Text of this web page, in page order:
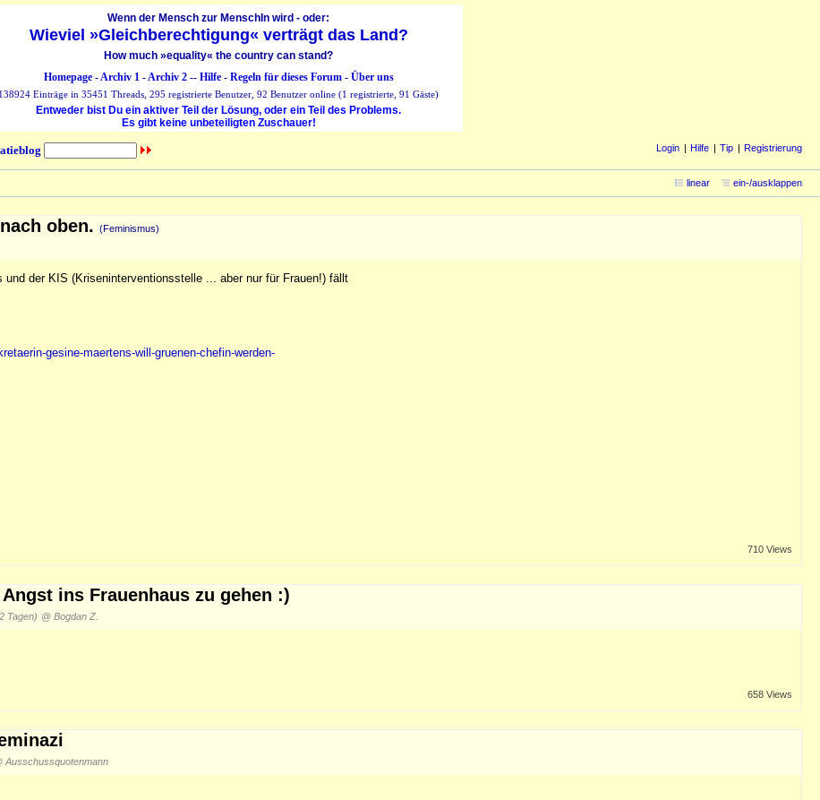
Wenn der Mensch zur MenschIn wird - oder:
Wieviel »Gleichberechtigung« verträgt das Land?
How much »equality« the country can stand?
Homepage-Archiv 1-Archiv 2-- Hilfe- Regeln für dieses Forum- Über uns
138924 Einträge in 35451 Threads, 295 registrierte Benutzer, 92 Benutzer online (1 registrierte, 91 Gäste)
Entweder bist Du ein aktiver Teil der Lösung, oder ein Teil des Problems.
Es gibt keine unbeteiligten Zuschauer!
Login Hilfe Tip Registrierung
linear ein-/ausklappen
oben. (Feminismus)
der KIS (Kriseninterventionsstelle ... aber nur für Frauen!) fällt
gesine-maertens-will-gruenen-chefin-werden-
710 Views
ins Frauenhaus zu gehen :)
Tagen) @ Bogdan Z.
658 Views
Ausschussquotenmann